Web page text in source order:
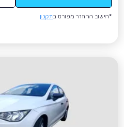
*חישוב ההחזר מפורט בתקנון